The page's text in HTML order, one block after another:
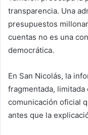
transparencia. Una
presupuestos
cuentas no es una
democrática.
En San Nicolás, la
fragmentada,
comunicación oficial
antes que la